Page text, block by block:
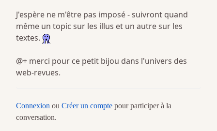
J'espère ne m'être pas imposé - suivront quand
même un topic sur les illus et un autre sur les
textes.
@+ merci pour ce petit bijou dans l'univers des
web-revues.
Connexion ou Créer un compte pour participer à la
conversation.